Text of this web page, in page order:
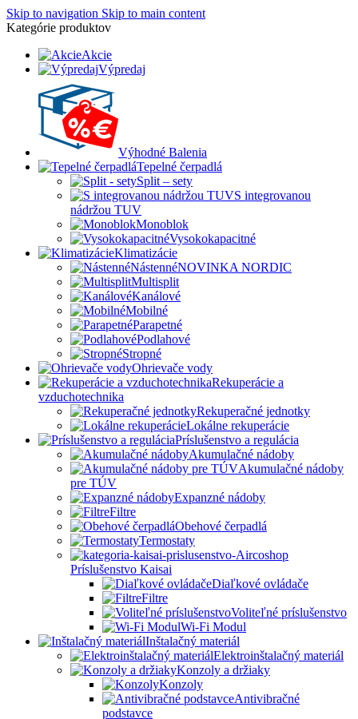
Skip to navigation Skip to main content
Kategórie produktov
Akcie
Výpredaj
Výhodné Balenia
Tepelné čerpadlá
Split – sety
S integrovanou
nádržou TUV
Monoblok
Vysokokapacitné
Klimatizácie
NástennéNOVINKA NORDIC
Multisplit
Kanálové
Mobilné
Parapetné
Podlahové
Stropné
Ohrievače vody
Rekuperácie a
vzduchotechnika
Rekuperačné jednotky
Lokálne rekuperácie
Príslušenstvo a regulácia
Akumulačné nádoby
Akumulačné nádoby
pre TÚV
Expanzné nádoby
Filtre
Obehové čerpadlá
Termostaty
Príslušenstvo Kaisai
Diaľkové ovládače
Filtre
Voliteľné príslušenstvo
Wi-Fi Modul
Inštalačný materiál
Elektroinštalačný materiál
Konzoly a držiaky
Konzoly
Antivibračné
podstavce